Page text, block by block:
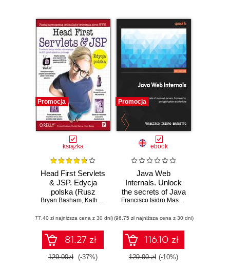
Promocja
książka
Head First Servlets
& JSP. Edycja
polska (Rusz
głową!)
Bryan Basham, Kathy Sierra Bert Bates
(77,40 zł najniższa cena z 30 dni)
81.27 zł
129.00zł (-37%)
Promocja
ebook
Java Web
Internals. Unlock
the secrets of Java
web servers,
application
architecture
Francisco Isidro Massetto
(96,75 zł najniższa cena z 30 dni)
116.10 zł
129.00 zł (-10%)